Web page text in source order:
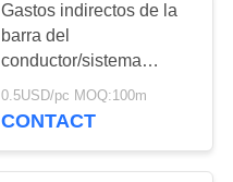
Gastos indirectos de la
barra del
conductor/sistema
aislados industriales de
la barra de distribución
0.5USD/pc MOQ:100m
CONTACT